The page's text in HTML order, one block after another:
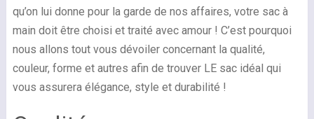
qu’on lui donne pour la garde de nos affaires, votre sac à
main doit être choisi et traité avec amour ! C’est pourquoi
nous allons tout vous dévoiler concernant la qualité,
couleur, forme et autres afin de trouver LE sac idéal qui
vous assurera élégance, style et durabilité !